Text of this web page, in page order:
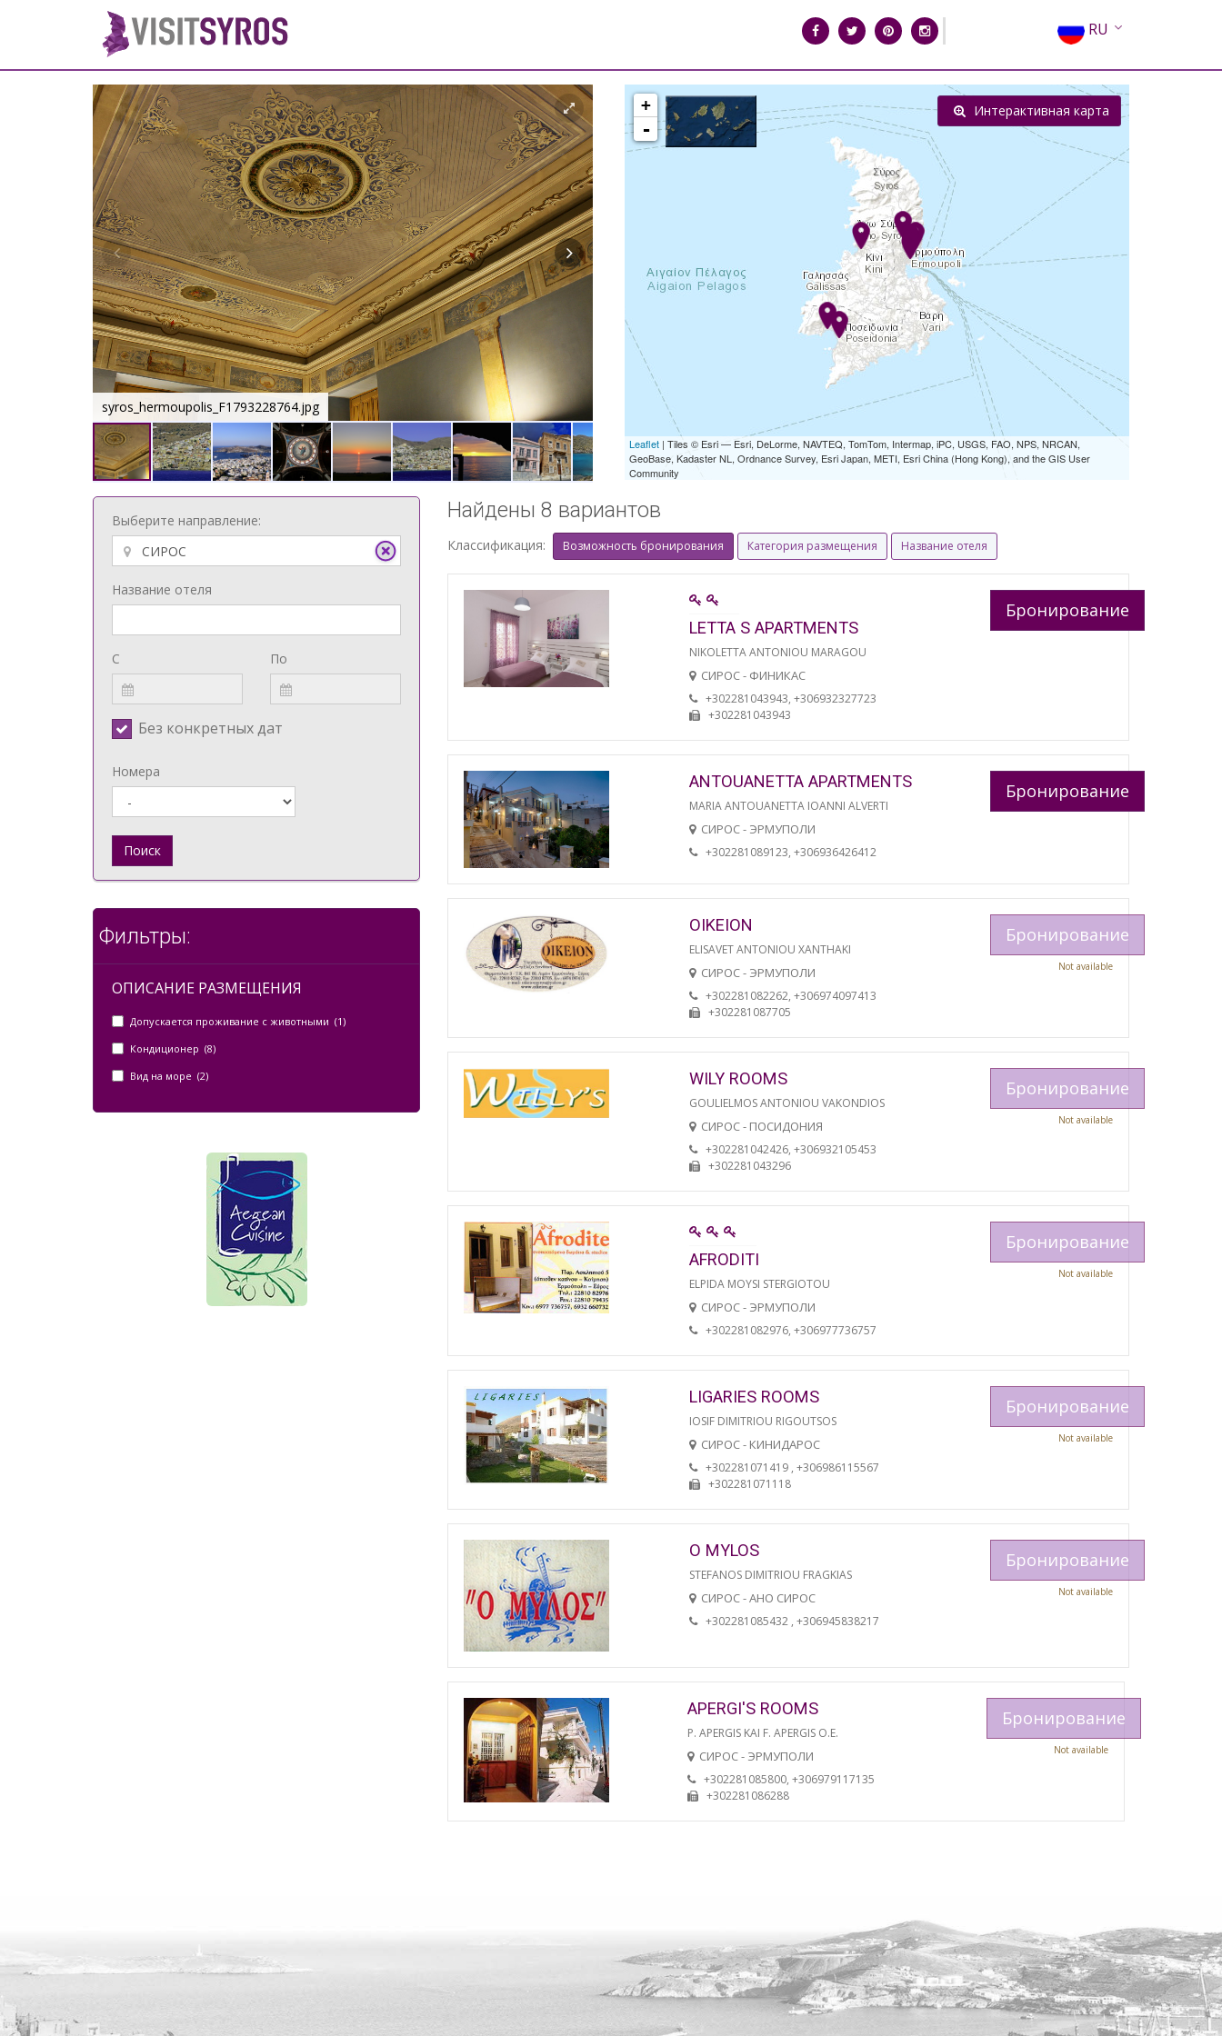
RU
EN
EL
ES
syros_hermoupolis_F1793228764.jpg syros_vaporia_F268133321.jpg
+
-
Leaflet | Tiles © Esri — Esri, DeLorme, NAVTEQ, TomTom, Intermap, iPC, USGS, FAO, NPS, NRCAN,
GeoBase, Kadaster NL, Ordnance Survey, Esri Japan, METI, Esri China (Hong Kong), and the GIS User
Community
Интерактивная карта
Выберите направление:
Название отеля
С По
Без конкретных дат
Номера
Поиск
Фильтры:
ОПИСАНИЕ РАЗМЕЩЕНИЯ
Допускается проживание с животными (1)
Кондиционер (8)
Вид на море (2)
Найдены 8 вариантов
Классификация: Возможность бронирования Категория размещения Название отеля
LETTA S APARTMENTS
NIKOLETTA ANTONIOU MARAGOU
СИРОС - ФИНИКАС
+302281043943, +306932327723
+302281043943
Бронирование
ANTOUANETTA APARTMENTS
MARIA ANTOUANETTA IOANNI ALVERTI
СИРОС - ЭРМУПОЛИ
+302281089123, +306936426412
Бронирование
OIKEION
ELISAVET ANTONIOU XANTHAKI
СИРОС - ЭРМУПОЛИ
+302281082262, +306974097413
+302281087705
Бронирование
Not available
WILY ROOMS
GOULIELMOS ANTONIOU VAKONDIOS
СИРОС - ПОСИДОНИЯ
+302281042426, +306932105453
+302281043296
Бронирование
Not available
AFRODITI
ELPIDA MOYSI STERGIOTOU
СИРОС - ЭРМУПОЛИ
+302281082976, +306977736757
Бронирование
Not available
LIGARIES ROOMS
IOSIF DIMITRIOU RIGOUTSOS
СИРОС - КИНИДАРОС
+302281071419 , +306986115567
+302281071118
Бронирование
Not available
O MYLOS
STEFANOS DIMITRIOU FRAGKIAS
СИРОС - АНО СИРОС
+302281085432 , +306945838217
Бронирование
Not available
APERGI'S ROOMS
P. APERGIS KAI F. APERGIS O.E.
СИРОС - ЭРМУПОЛИ
+302281085800, +306979117135
+302281086288
Бронирование
Not available